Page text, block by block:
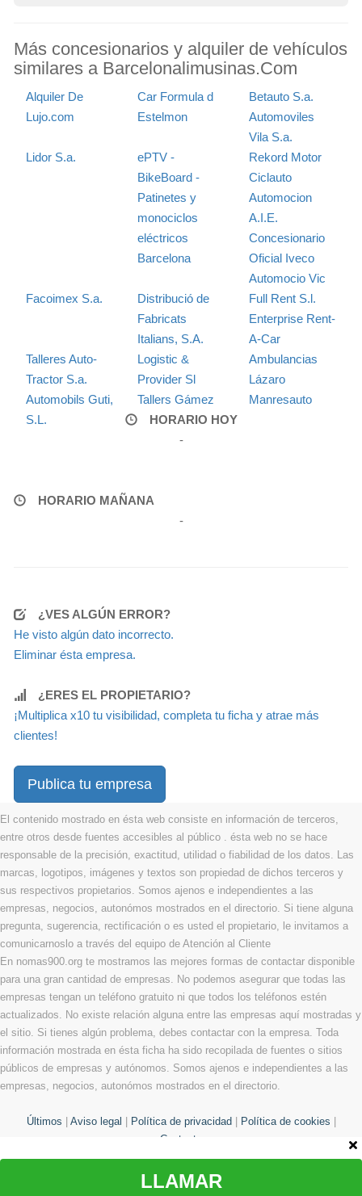
Más concesionarios y alquiler de vehículos
similares a Barcelonalimusinas.Com
Alquiler De
Lujo.com
Car Formula d
Betauto S.a.
Estelmon
Automoviles
Vila S.a.
Lidor S.a.
ePTV -
BikeBoard -
Patinetes y
monociclos
eléctricos
Barcelona
Rekord Motor
Ciclauto
Automocion
A.I.E.
Concesionario
Oficial Iveco
Automocio Vic
Facoimex S.a.
Distribució de
Fabricats
Italians, S.A.
Full Rent S.l.
Enterprise Rent-
A-Car
Talleres Auto-
Tractor S.a.
Logistic &
Provider Sl
Ambulancias
Lázaro
Automobils Guti,
S.L.
Tallers Gámez
Manresauto
HORARIO HOY
-
HORARIO MAÑANA
-
¿VES ALGÚN ERROR?
He visto algún dato incorrecto.
Eliminar ésta empresa.
¿ERES EL PROPIETARIO?
¡Multiplica x10 tu visibilidad, completa tu ficha y atrae más
clientes!
Publica tu empresa
El contenido mostrado en ésta web consiste en información de terceros,
entre otros desde fuentes accesibles al público . ésta web no se hace
responsable de la precisión, exactitud, utilidad o fiabilidad de los datos. Las
marcas, logotipos, imágenes y textos son propiedad de dichos terceros y
sus respectivos propietarios. Somos ajenos e independientes a las
empresas, negocios, autonómos mostrados en el directorio. Si tiene alguna
pregunta, sugerencia, rectificación o es usted el propietario, le invitamos a
comunicarnoslo a través del equipo de Atención al Cliente
En nomas900.org te mostramos las mejores formas de contactar disponible
para una gran cantidad de empresas. No podemos asegurar que todas las
empresas tengan un teléfono gratuito ni que todos los teléfonos estén
actualizados. No existe relación alguna entre las empresas aquí mostradas y
el sitio. Si tienes algún problema, debes contactar con la empresa. Toda
información mostrada en ésta ficha ha sido recopilada de fuentes o sitios
públicos de empresas y autónomos. Somos ajenos e independientes a las
empresas, negocios, autonómos mostrados en el directorio.
Últimos Aviso legal Política de privacidad Política de cookies
Contacto
LLAMAR